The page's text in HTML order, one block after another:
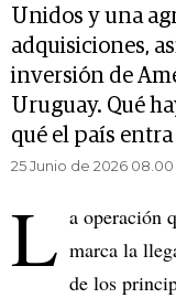
Unidos y una
adquisiciones,
inversión de
Uruguay. Qué
qué el país
25 Junio de 2026 08.00
L a operación
marca la
de los